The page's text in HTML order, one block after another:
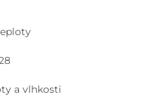
a vlhkosti